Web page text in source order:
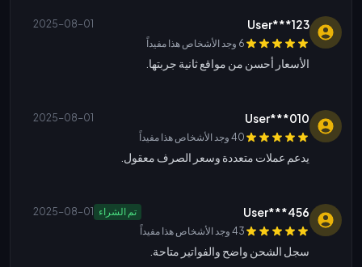
User***123
2025-08-01
6 وجد الأشخاص هذا مفيداً
الأسعار أحسن من مواقع ثانية جربتها.
User***010
2025-08-01
40 وجد الأشخاص هذا مفيداً
يدعم عملات متعددة وسعر الصرف معقول.
User***456 تم الشراء 2025-08-01
43 وجد الأشخاص هذا مفيداً
سجل الشحن واضح والفواتير متاحة.